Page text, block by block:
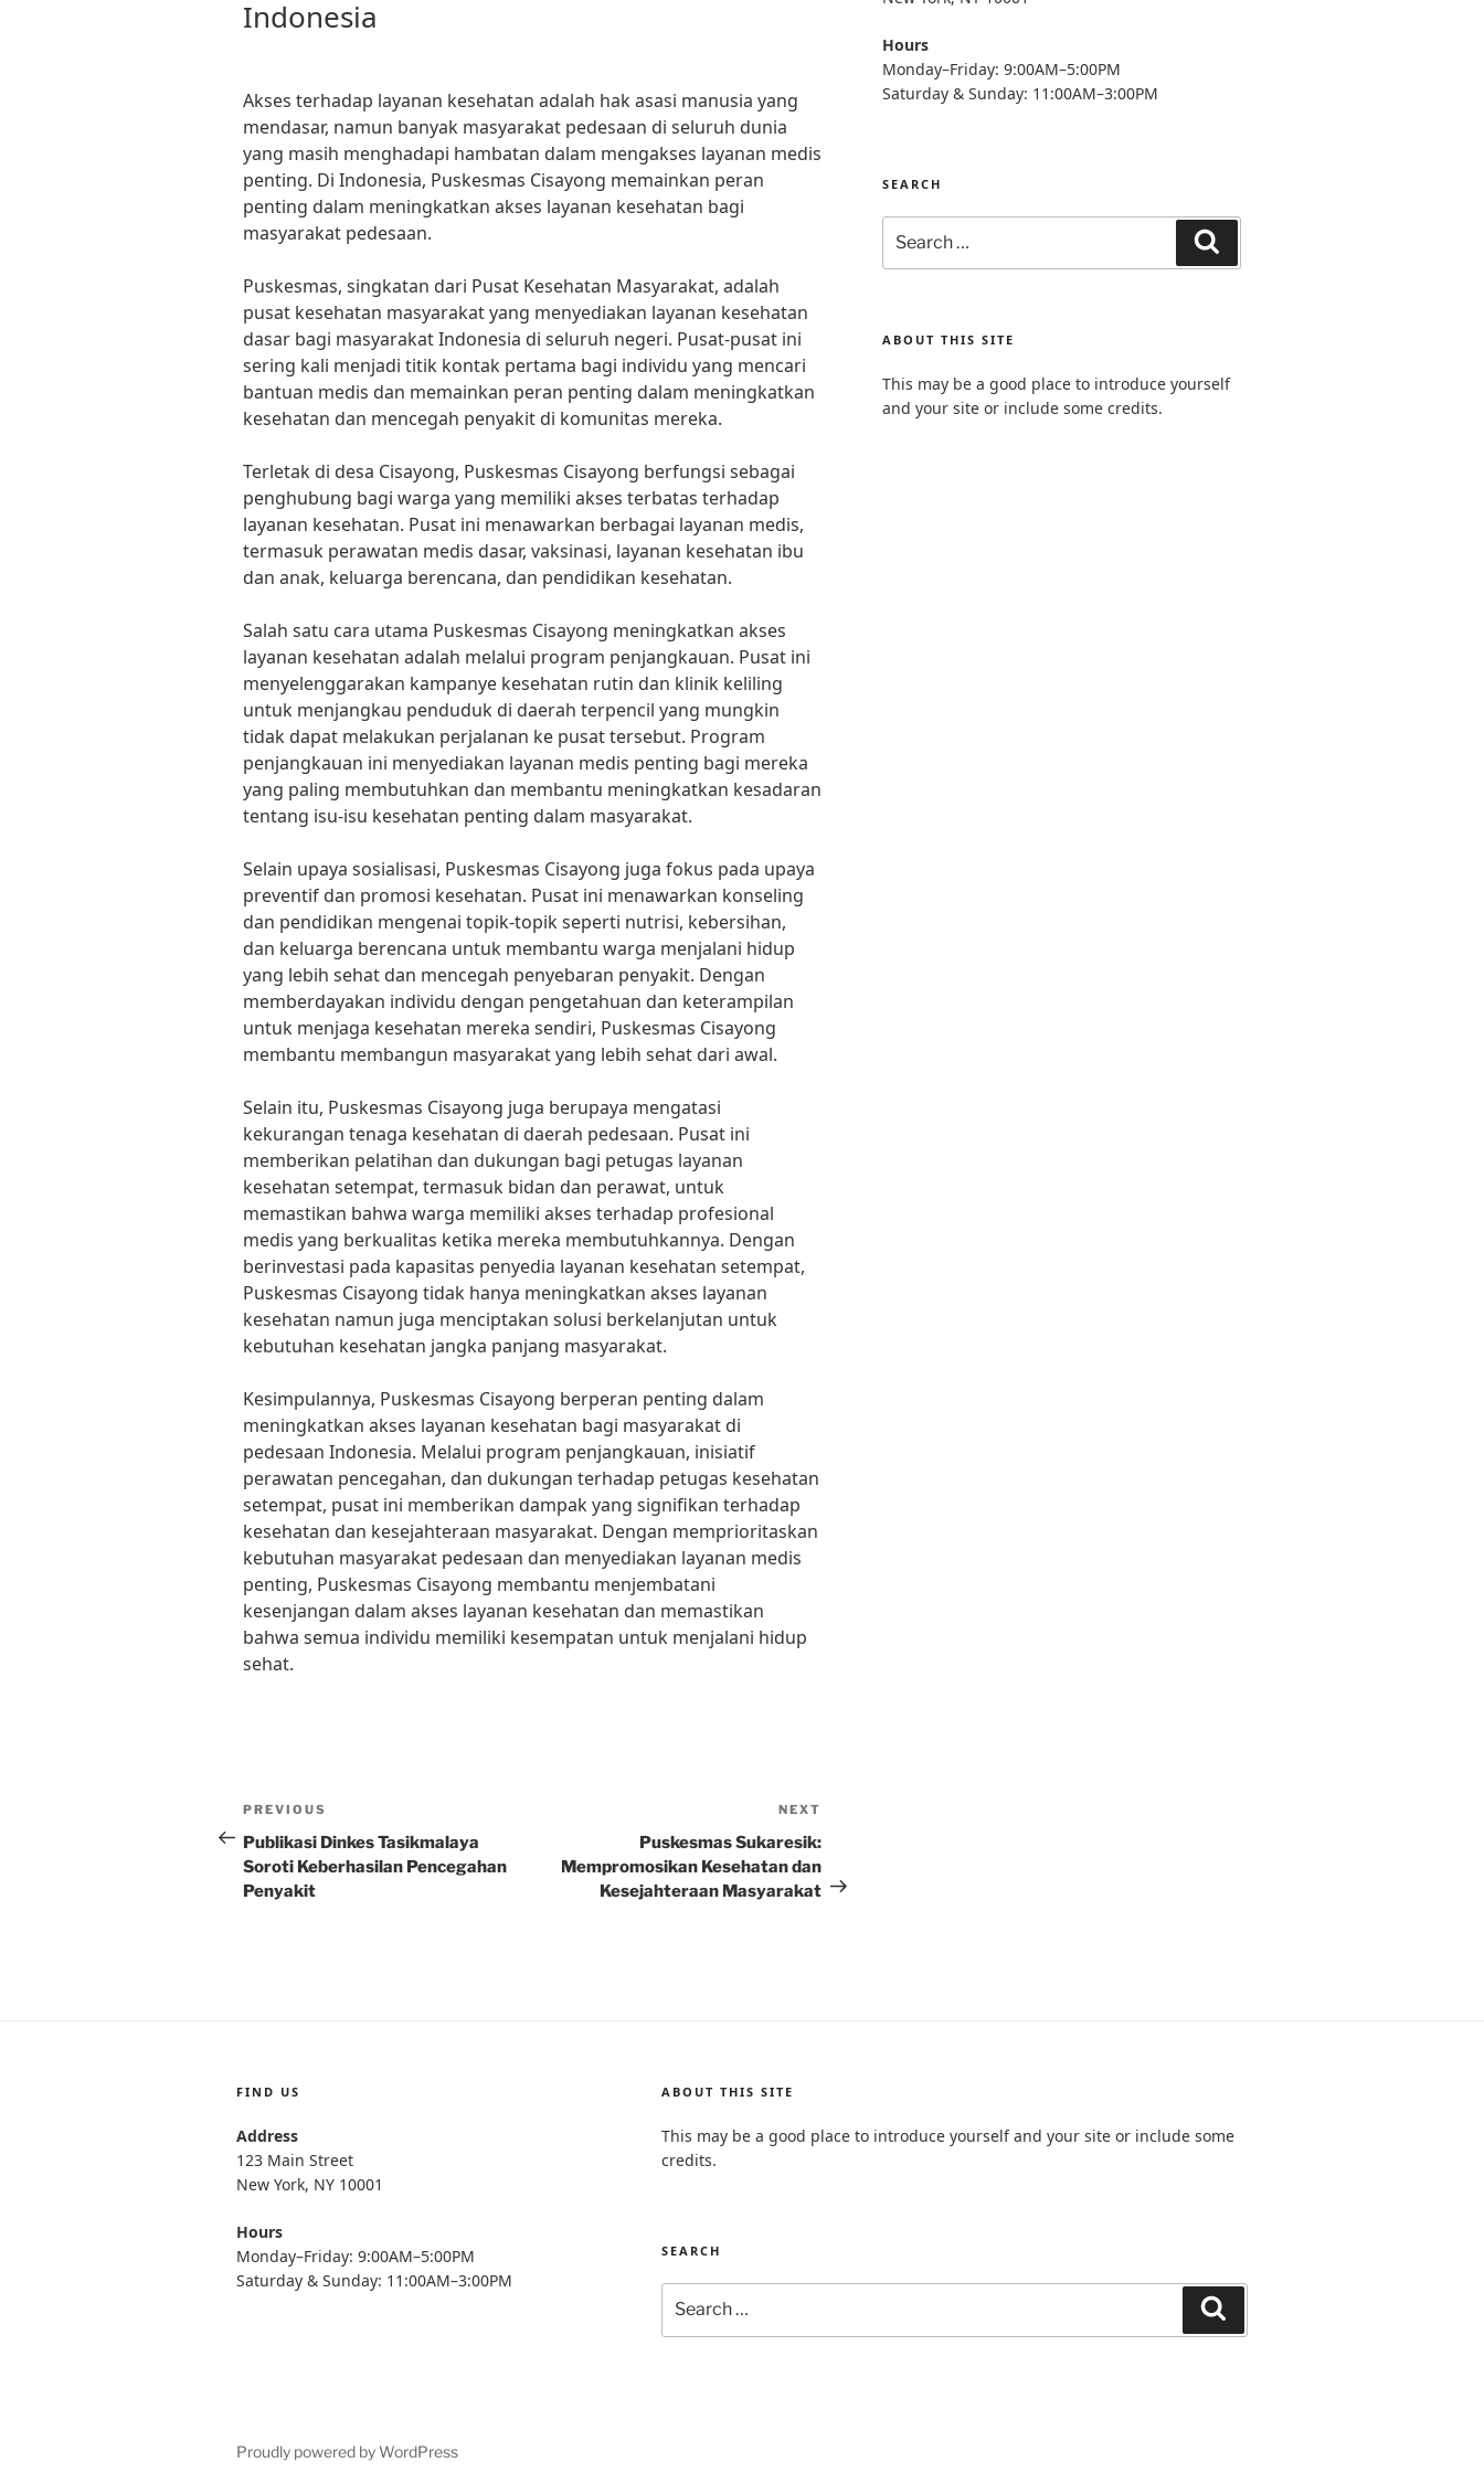
Indonesia
Akses terhadap layanan kesehatan adalah hak asasi manusia yang
mendasar, namun banyak masyarakat pedesaan di seluruh dunia
yang masih menghadapi hambatan dalam mengakses layanan medis
penting. Di Indonesia, Puskesmas Cisayong memainkan peran
penting dalam meningkatkan akses layanan kesehatan bagi
masyarakat pedesaan.
Puskesmas, singkatan dari Pusat Kesehatan Masyarakat, adalah
pusat kesehatan masyarakat yang menyediakan layanan kesehatan
dasar bagi masyarakat Indonesia di seluruh negeri. Pusat-pusat ini
sering kali menjadi titik kontak pertama bagi individu yang mencari
bantuan medis dan memainkan peran penting dalam meningkatkan
kesehatan dan mencegah penyakit di komunitas mereka.
Terletak di desa Cisayong, Puskesmas Cisayong berfungsi sebagai
penghubung bagi warga yang memiliki akses terbatas terhadap
layanan kesehatan. Pusat ini menawarkan berbagai layanan medis,
termasuk perawatan medis dasar, vaksinasi, layanan kesehatan ibu
dan anak, keluarga berencana, dan pendidikan kesehatan.
Salah satu cara utama Puskesmas Cisayong meningkatkan akses
layanan kesehatan adalah melalui program penjangkauan. Pusat ini
menyelenggarakan kampanye kesehatan rutin dan klinik keliling
untuk menjangkau penduduk di daerah terpencil yang mungkin
tidak dapat melakukan perjalanan ke pusat tersebut. Program
penjangkauan ini menyediakan layanan medis penting bagi mereka
yang paling membutuhkan dan membantu meningkatkan kesadaran
tentang isu-isu kesehatan penting dalam masyarakat.
Selain upaya sosialisasi, Puskesmas Cisayong juga fokus pada upaya
preventif dan promosi kesehatan. Pusat ini menawarkan konseling
dan pendidikan mengenai topik-topik seperti nutrisi, kebersihan,
dan keluarga berencana untuk membantu warga menjalani hidup
yang lebih sehat dan mencegah penyebaran penyakit. Dengan
memberdayakan individu dengan pengetahuan dan keterampilan
untuk menjaga kesehatan mereka sendiri, Puskesmas Cisayong
membantu membangun masyarakat yang lebih sehat dari awal.
Selain itu, Puskesmas Cisayong juga berupaya mengatasi
kekurangan tenaga kesehatan di daerah pedesaan. Pusat ini
memberikan pelatihan dan dukungan bagi petugas layanan
kesehatan setempat, termasuk bidan dan perawat, untuk
memastikan bahwa warga memiliki akses terhadap profesional
medis yang berkualitas ketika mereka membutuhkannya. Dengan
berinvestasi pada kapasitas penyedia layanan kesehatan setempat,
Puskesmas Cisayong tidak hanya meningkatkan akses layanan
kesehatan namun juga menciptakan solusi berkelanjutan untuk
kebutuhan kesehatan jangka panjang masyarakat.
Kesimpulannya, Puskesmas Cisayong berperan penting dalam
meningkatkan akses layanan kesehatan bagi masyarakat di
pedesaan Indonesia. Melalui program penjangkauan, inisiatif
perawatan pencegahan, dan dukungan terhadap petugas kesehatan
setempat, pusat ini memberikan dampak yang signifikan terhadap
kesehatan dan kesejahteraan masyarakat. Dengan memprioritaskan
kebutuhan masyarakat pedesaan dan menyediakan layanan medis
penting, Puskesmas Cisayong membantu menjembatani
kesenjangan dalam akses layanan kesehatan dan memastikan
bahwa semua individu memiliki kesempatan untuk menjalani hidup
sehat.
Post
navigation
Previous
Post
PREVIOUS
Publikasi Dinkes Tasikmalaya
Soroti Keberhasilan Pencegahan
Penyakit
Post
NEXT
Puskesmas Sukaresik:
Mempromosikan Kesehatan dan
Kesejahteraan Masyarakat
Hours
Monday–Friday: 9:00AM–5:00PM
Saturday & Sunday: 11:00AM–3:00PM
SEARCH
for:
ABOUT THIS SITE
This may be a good place to introduce yourself
and your site or include some credits.
FIND US
Address
123 Main Street
New York, NY 10001
Hours
Monday–Friday: 9:00AM–5:00PM
Saturday & Sunday: 11:00AM–3:00PM
ABOUT THIS SITE
This may be a good place to introduce yourself and your site or include some
credits.
SEARCH
for:
Proudly powered by WordPress